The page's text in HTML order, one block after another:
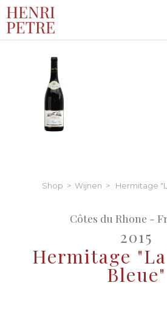
Shop > Wijnen > Hermitage
Côtes du Rhone -
2015
Hermitage
Bleue"